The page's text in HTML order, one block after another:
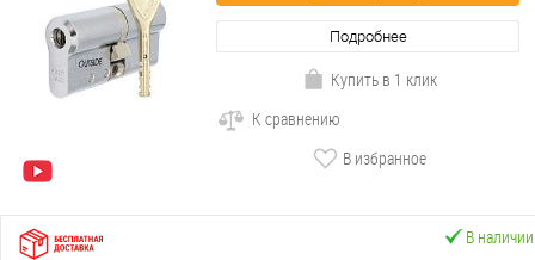
Подробнее
Купить в 1 клик
К сравнению
В избранное
В наличии